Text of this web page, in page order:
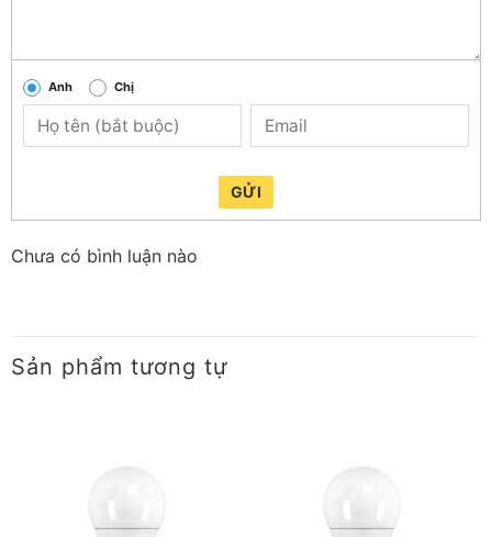
Hàm lượng thủy ngân
0 mg
Thời gian khởi động của đèn
Anh Chị
GỬI
Chưa có bình luận nào
Sản phẩm tương tự